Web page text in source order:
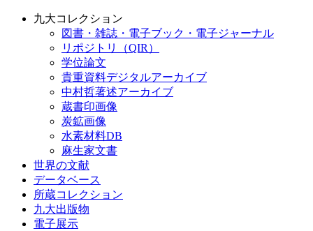
九大コレクション
図書・雑誌・電子ブック・電子ジャーナル
リポジトリ（QIR）
学位論文
貴重資料デジタルアーカイブ
中村哲著述アーカイブ
蔵書印画像
炭鉱画像
水素材料DB
麻生家文書
世界の文献
データベース
所蔵コレクション
九大出版物
電子展示